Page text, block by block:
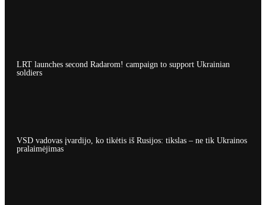
LRT launches second Radarom! campaign to support Ukrainian
soldiers
VSD vadovas įvardijo, ko tikėtis iš Rusijos: tikslas – ne tik Ukrainos
pralaimėjimas